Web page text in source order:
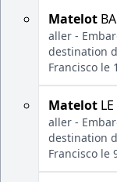
Matelot
aller -
destination
Francisco le
Matelot
aller -
destination
Francisco le